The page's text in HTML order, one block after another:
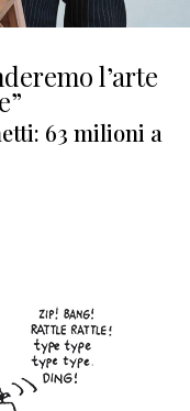
l’arte
63 milioni a